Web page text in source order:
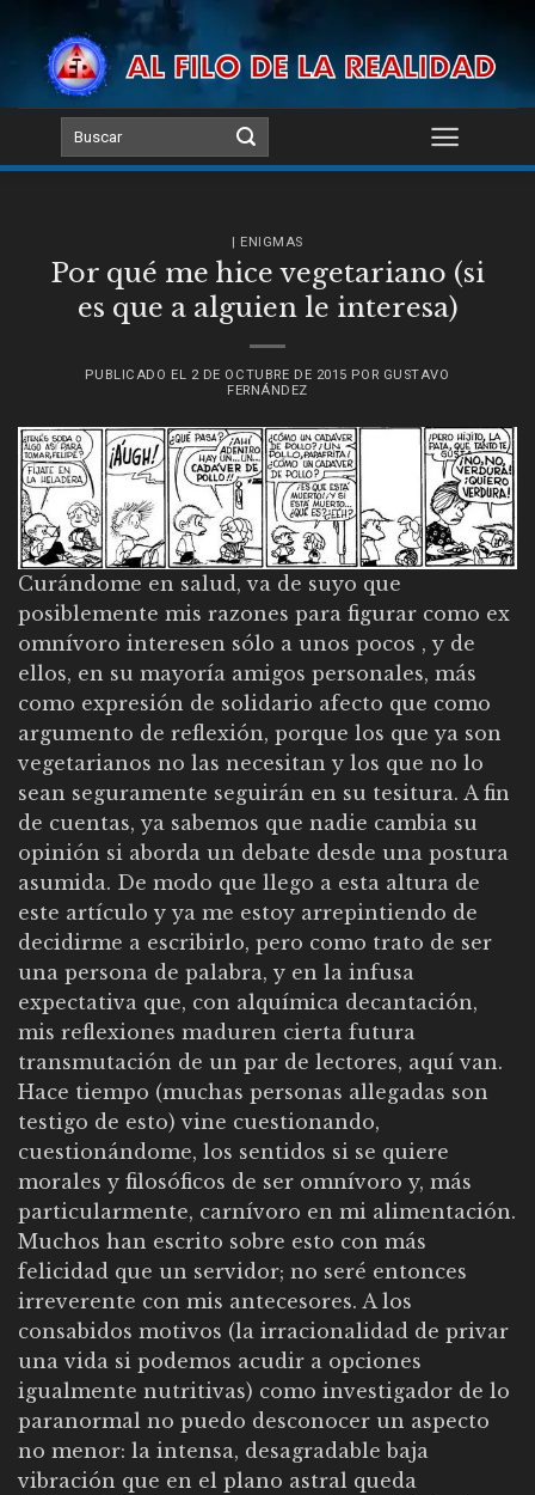
content
| ENIGMAS
Por qué me hice vegetariano (si
es que a alguien le interesa)
PUBLICADO EL 2 DE OCTUBRE DE 2015 POR GUSTAVO
FERNÁNDEZ
Curándome en salud, va de suyo que
posiblemente mis razones para figurar como ex
omnívoro interesen sólo a unos pocos , y de
ellos, en su mayoría amigos personales, más
como expresión de solidario afecto que como
argumento de reflexión, porque los que ya son
vegetarianos no las necesitan y los que no lo
sean seguramente seguirán en su tesitura. A fin
de cuentas, ya sabemos que nadie cambia su
opinión si aborda un debate desde una postura
asumida. De modo que llego a esta altura de
este artículo y ya me estoy arrepintiendo de
decidirme a escribirlo, pero como trato de ser
una persona de palabra, y en la infusa
expectativa que, con alquímica decantación,
mis reflexiones maduren cierta futura
transmutación de un par de lectores, aquí van.
Hace tiempo (muchas personas allegadas son
testigo de esto) vine cuestionando,
cuestionándome, los sentidos si se quiere
morales y filosóficos de ser omnívoro y, más
particularmente, carnívoro en mi alimentación.
Muchos han escrito sobre esto con más
felicidad que un servidor; no seré entonces
irreverente con mis antecesores. A los
consabidos motivos (la irracionalidad de privar
una vida si podemos acudir a opciones
igualmente nutritivas) como investigador de lo
paranormal no puedo desconocer un aspecto
no menor: la intensa, desagradable baja
vibración que en el plano astral queda